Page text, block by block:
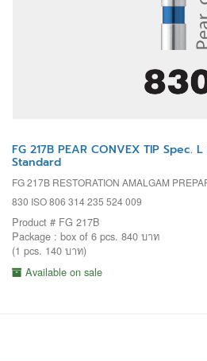
FG 217B PEAR CONVEX TIP Spec.
Standard
FG 217B RESTORATION AMALGAM
830 ISO 806 314 235 524 009
Product # FG 217B
Package : box of 6 pcs. 840 บาท
(1 pcs. 140 บาท)
Available on sale